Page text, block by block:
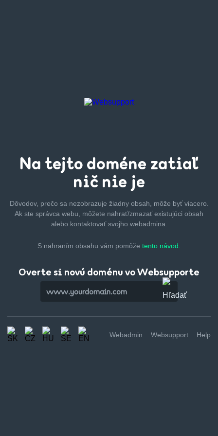
Na tejto doméne zatiaľ
nič nie je
Dôvodov, prečo sa nezobrazuje žiadny obsah, môže byťviacero.
Ak ste správca webu, môžete nahrať/zmazaťexistujúci obsah
alebo kontaktovať svojho webadmina.
S nahraním obsahu vám pomôže tento návod.
Overte si novú doménu vo Websupporte
Webadmin Websupport Help